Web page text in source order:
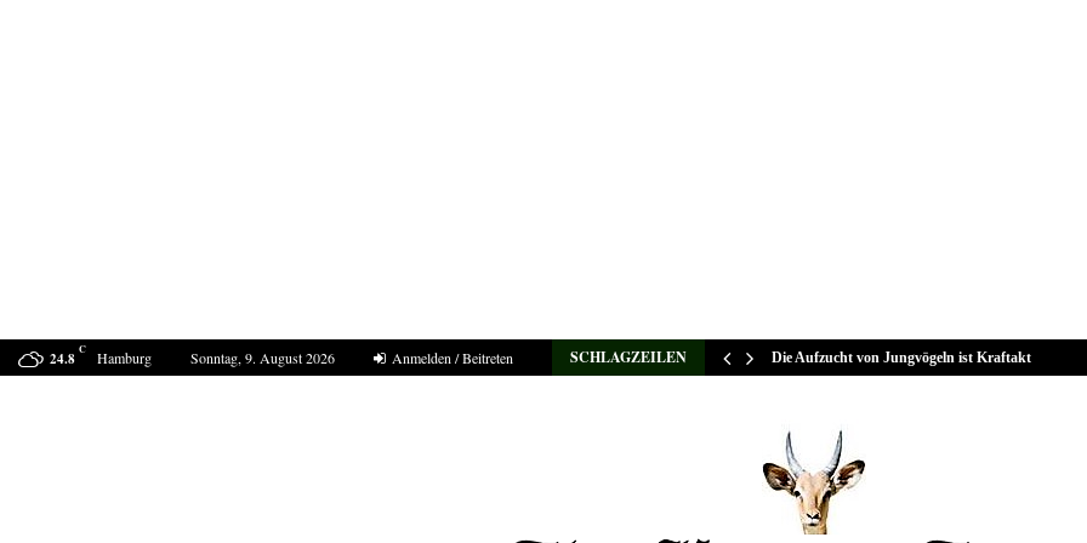
24.8 C Hamburg Sonntag, 9. August 2026 Anmelden / Beitreten SCHLAGZEILEN
Sucht Putin den Casus belli mit Deutschland? Die Aufzucht von Jungvögeln ist Kraftakt